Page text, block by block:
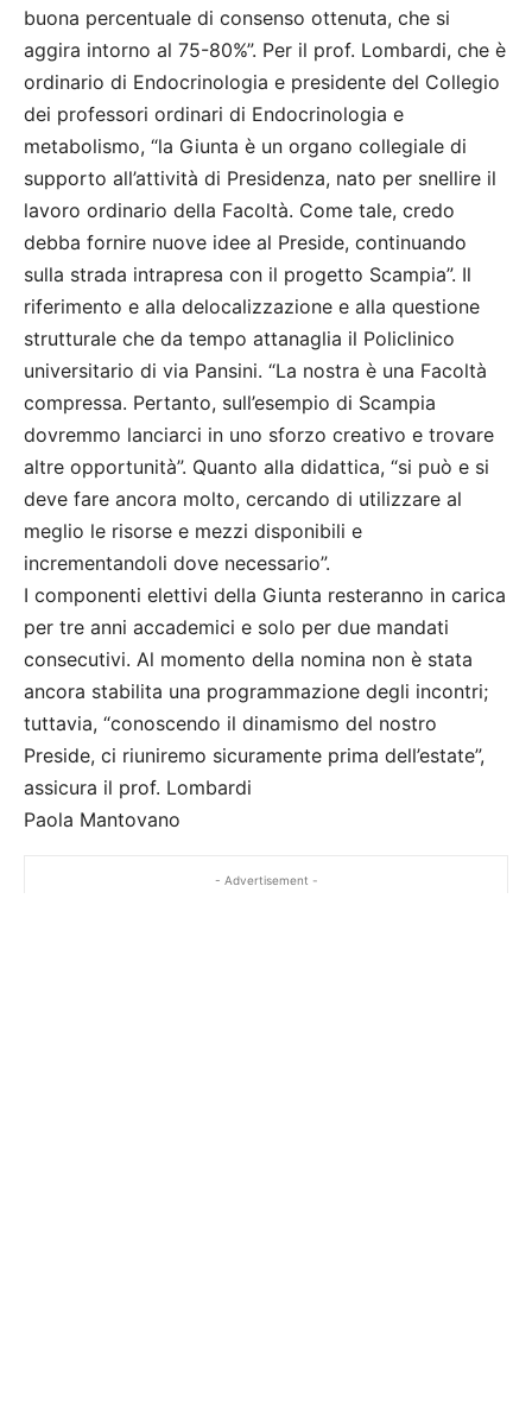
buona percentuale di consenso ottenuta, che si
aggira intorno al 75-80%”. Per il prof. Lombardi, che è
ordinario di Endocrinologia e presidente del Collegio
dei professori ordinari di Endocrinologia e
metabolismo, “la Giunta è un organo collegiale di
supporto all’attività di Presidenza, nato per snellire il
lavoro ordinario della Facoltà. Come tale, credo
debba fornire nuove idee al Preside, continuando
sulla strada intrapresa con il progetto Scampia”. Il
riferimento e alla delocalizzazione e alla questione
strutturale che da tempo attanaglia il Policlinico
universitario di via Pansini. “La nostra è una Facoltà
compressa. Pertanto, sull’esempio di Scampia
dovremmo lanciarci in uno sforzo creativo e trovare
altre opportunità”. Quanto alla didattica, “si può e si
deve fare ancora molto, cercando di utilizzare al
meglio le risorse e mezzi disponibili e
incrementandoli dove necessario”.
I componenti elettivi della Giunta resteranno in carica
per tre anni accademici e solo per due mandati
consecutivi. Al momento della nomina non è stata
ancora stabilita una programmazione degli incontri;
tuttavia, “conoscendo il dinamismo del nostro
Preside, ci riuniremo sicuramente prima dell’estate”,
assicura il prof. Lombardi
Paola Mantovano
- Advertisement -